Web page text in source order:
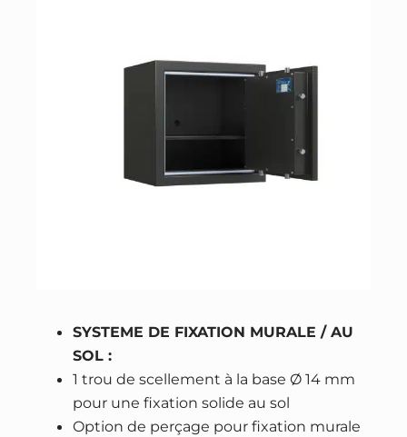
SYSTEME DE FIXATION MURALE / AU
SOL :
1 trou de scellement à la base Ø 14 mm
pour une fixation solide au sol
Option de perçage pour fixation murale